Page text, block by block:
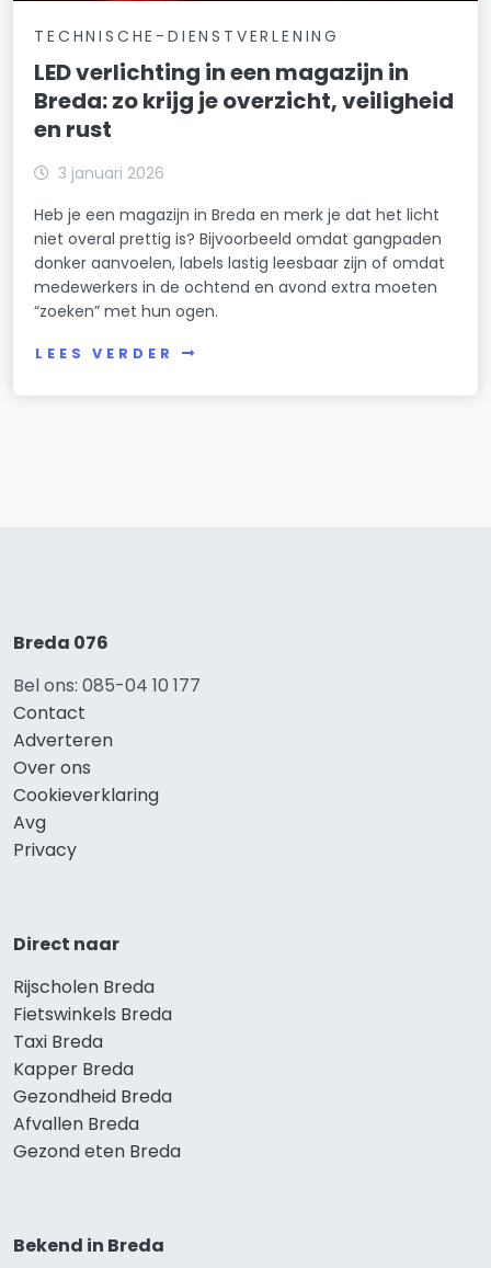
TECHNISCHE-DIENSTVERLENING
LED verlichting in een magazijn in
Breda: zo krijg je overzicht, veiligheid
en rust
3 januari 2026
Heb je een magazijn in Breda en merk je dat het licht
niet overal prettig is? Bijvoorbeeld omdat gangpaden
donker aanvoelen, labels lastig leesbaar zijn of omdat
medewerkers in de ochtend en avond extra moeten
“zoeken” met hun ogen.
LEES VERDER
Breda 076
Bel ons: 085-04 10 177
Contact
Adverteren
Over ons
Cookieverklaring
Avg
Privacy
Direct naar
Rijscholen Breda
Fietswinkels Breda
Taxi Breda
Kapper Breda
Gezondheid Breda
Afvallen Breda
Gezond eten Breda
Bekend in Breda